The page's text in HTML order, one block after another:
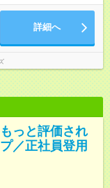
っしゃってください！
詳細へ
っと評価され
／正社員登用